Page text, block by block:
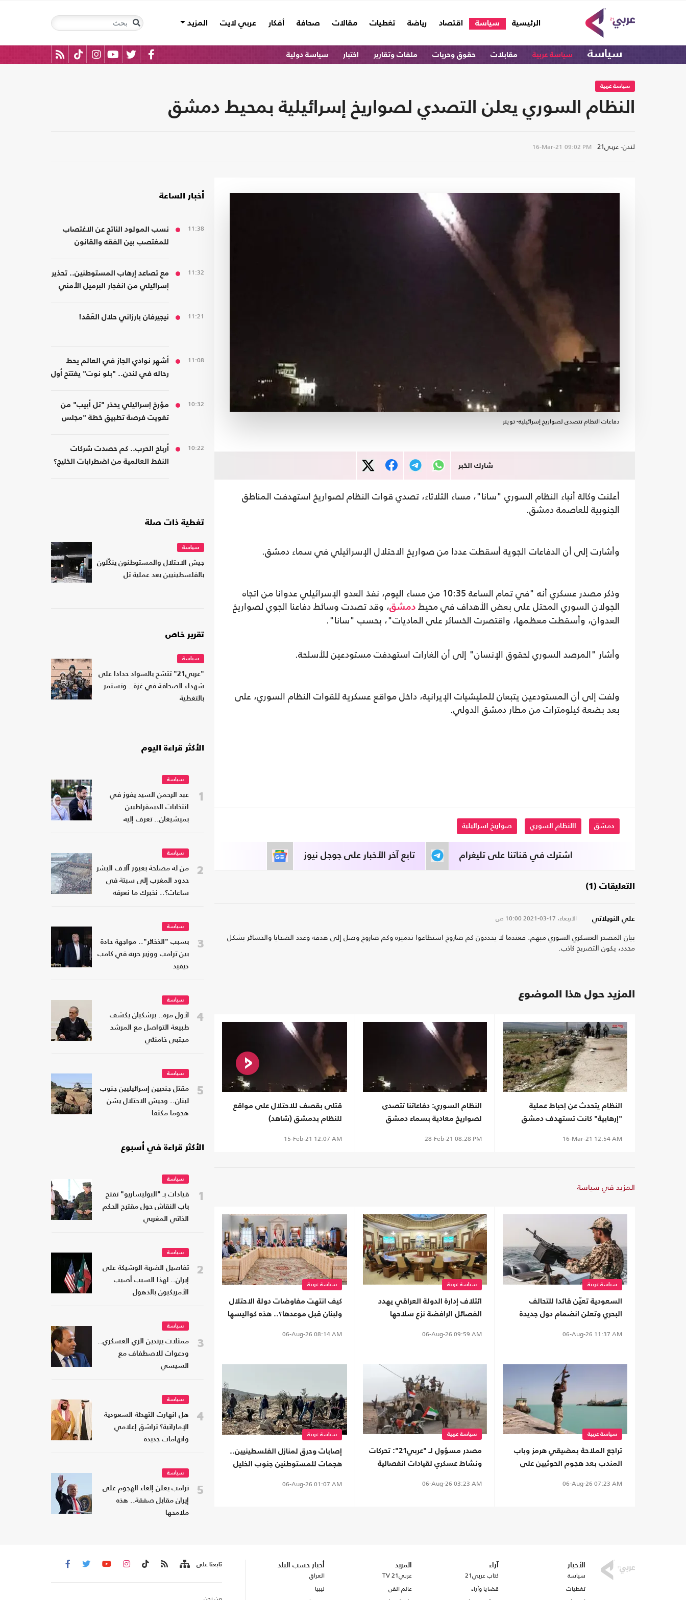
الرئيسية
(current) سياسة اقتصاد رياضة تغطيات مقالات صحافة أفكار عربي لايت المزيد
سياسة سياسة عربية مقابلات حقوق وحريات ملفات وتقارير اختبار سياسة دولية
سياسة عربية
النظام السوري يعلن التصدي لصواريخ إسرائيلية بمحيط دمشق
لندن- عربي21 16-Mar-21 09:02 PM
دفاعات النظام تتصدى لصواريخ إسرائيلية- تويتر
شارك الخبر
أعلنت وكالة أنباء النظام السوري "سانا"، مساء الثلاثاء، تصدي قوات النظام لصواريخ استهدفت المناطق
الجنوبية للعاصمة دمشق.
وأشارت إلى أن الدفاعات الجوية أسقطت عددا من صواريخ الاحتلال الإسرائيلي في سماء دمشق.
وذكر مصدر عسكري أنه "في تمام الساعة 10:35 من مساء اليوم، نفذ العدو الإسرائيلي عدوانا من اتجاه
الجولان السوري المحتل على بعض الأهداف في محيط دمشق، وقد تصدت وسائط دفاعنا الجوي لصواريخ
العدوان، وأسقطت معظمها، واقتصرت الخسائر على الماديات"، بحسب "سانا".
وأشار "المرصد السوري لحقوق الإنسان" إلى أن الغارات استهدفت مستودعين للأسلحة.
ولفت إلى أن المستودعين يتبعان للمليشيات الإيرانية، داخل مواقع عسكرية للقوات النظام السوري، على
بعد بضعة كيلومترات من مطار دمشق الدولي.
دمشق االنظام السوري صواريخ اسرائيلية
تابع آخر الأخبار على جوجل نيوز اشترك في قناتنا على تليغرام
التعليقات (1)
علي النويلاتي الأربعاء، 17-03-2021 10:00 ص
بيان المصدر العسكري السوري مبهم. فعندما لا يحددون كم صاروخ استطاعوا تدميره وكم صاروخ وصل إلى هدفه وعدد الضحايا والخسائر بشكل
محدد، يكون التصريح كاذب.
المزيد حول هذا الموضوع
النظام يتحدث عن إحباط عملية
"إرهابية" كانت تستهدف دمشق
16-Mar-21 12:54 AM
النظام السوري: دفاعاتنا تتصدى
لصواريخ معادية بسماء دمشق
28-Feb-21 08:28 PM
قتلى بقصف للاحتلال على مواقع
للنظام بدمشق (شاهد)
15-Feb-21 12:07 AM
المزيد في سياسة
سياسة عربية
السعودية تعيّن قائدا للتحالف
البحري وتعلن انضمام دول جديدة
06-Aug-26 11:37 AM
سياسة عربية
ائتلاف إدارة الدولة العراقي يهدد
الفصائل الرافضة نزع سلاحها
06-Aug-26 09:59 AM
سياسة عربية
كيف انتهت مفاوضات دولة الاحتلال
ولبنان قبل موعدها؟.. هذه كواليسها
06-Aug-26 08:14 AM
سياسة عربية
تراجع الملاحة بمضيقي هرمز وباب
المندب بعد هجوم الحوثيين على
06-Aug-26 07:23 AM
سياسة عربية
مصدر مسؤول لـ "عربي21": تحركات
ونشاط عسكري لقيادات انفصالية
06-Aug-26 03:23 AM
سياسة عربية
إصابات وحرق لمنازل الفلسطينيين..
هجمات للمستوطنين جنوب الخليل
06-Aug-26 01:07 AM
أخبار الساعة
11:38
نسب المولود الناتج عن الاغتصاب
للمغتصب بين الفقه والقانون
11:32
مع تصاعد إرهاب المستوطنين.. تحذير
إسرائيلي من انفجار البرميل الأمني
11:21 نيجيرفان بارزاني حلال العُقد!
11:08
أشهر نوادي الجاز في العالم يحط
رحاله في لندن.. "بلو نوت" يفتتح أول
10:32
مؤرخ إسرائيلي يحذر "تل أبيب" من
تفويت فرصة تطبيق خطة "مجلس
10:22
أرباح الحرب.. كم حصدت شركات
النفط العالمية من اضطرابات الخليج؟
تغطية ذات صلة
سياسة
جيش الاحتلال والمستوطنون ينكّلون
بالفلسطينيين بعد عملية تل
تقرير خاص
سياسة
"عربي21" تتشح بالسواد حدادا على
شهداء الصحافة في غزة.. وتستمر
بالتغطية
الأكثر قراءة اليوم
1
سياسة
عبد الرحمن السيد يفوز في
انتخابات الديمقراطيين
بميشيغان.. تعرف إليه
2
سياسة
من له مصلحة بعبور آلاف البشر
حدود المغرب إلى سبتة في
ساعات؟.. نخبرك ما نعرفه
3
سياسة
بسبب "الذخائر".. مواجهة حادة
بين ترامب ووزير حربه في كامب
ديفيد
4
سياسة
لأول مرة.. بزشكيان يكشف
طبيعة التواصل مع المرشد
مجتبى خامنئي
5
سياسة
مقتل جنديين إسرائيليين جنوب
لبنان.. وجيش الاحتلال يشن
هجوما مكثفا
الأكثر قراءة في أسبوع
1
سياسة
قيادات بـ "البوليساريو" تفتح
باب النقاش حول مقترح الحكم
الذاتي المغربي
2
سياسة
تفاصيل الضربة الوشيكة على
إيران.. لهذا السبب أصيب
الأمريكيون بالذهول
3
سياسة
ممثلات يرتدين الزي العسكري..
ودعوات للاصطفاف مع
السيسي
4
سياسة
هل انهارت التهدئة السعودية
الإماراتية؟ تراشق إعلامي
واتهامات جديدة
5
سياسة
ترامب يعلن إلغاء الهجوم على
إيران مقابل صفقة.. هذه
ملامحها
الأخبار
سياسة
تغطيات
آراء
كتاب عربي21
قضايا وآراء
المزيد
عربي21 TV
عالم الفن
أخبار حسب البلد
العراق
ليبيا
تابعنا على